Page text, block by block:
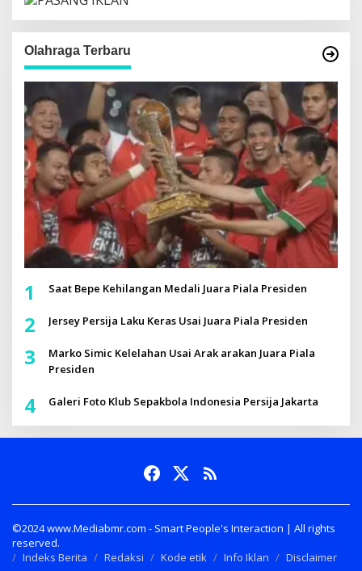
Olahraga Terbaru
1 Saat Bepe Kehilangan Medali Juara Piala Presiden
2 Jersey Persija Laku Keras Usai Juara Piala Presiden
3
Marko Simic Kelelahan Usai Arak arakan Juara Piala
Presiden
4 Galeri Foto Klub Sepakbola Indonesia Persija Jakarta
©2024 www.Mediabmr.com - Smart People's Interaction | All rights
reserved.
Indeks Berita
Redaksi Kode etik Info Iklan Disclaimer